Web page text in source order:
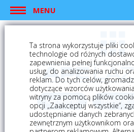
MENU
logowanie
Mój koszyk (0)
Ta strona wykorzystuje pliki
technologie od różnych
zapewnienia pełnej
usług, do analizowania ruchu
reklam. Do tych celów,
dotyczące wzorców
witryny za pomocą plików
opcji „Zaakceptuj wszystkie”,
udostępnianie danych
zewnętrznym użytkownikom